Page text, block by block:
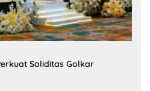
Soliditas Golkar